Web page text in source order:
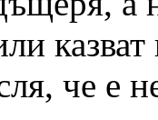
че е